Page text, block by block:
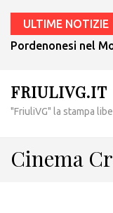
ULTIME NOTIZIE
Pordenonesi nel
FRIULIVG.IT
"FriuliVG" la stampa
Cinema